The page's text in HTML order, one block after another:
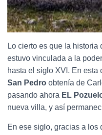
Lo cierto es que la
estuvo vinculada a la
hasta el siglo XVI. En esta
San Pedro obtenía de
pasando ahora EL
nueva villa, y así
En ese siglo, gracias a los